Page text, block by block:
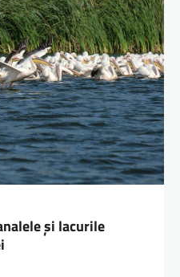
și lacurile